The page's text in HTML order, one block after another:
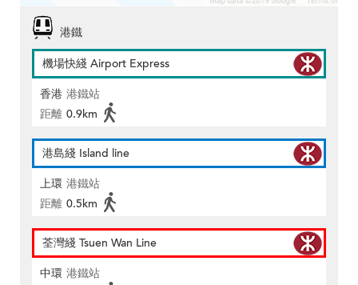
港鐵
機場快綫 Airport Express
香港 港鐵站
距離 0.9km
港島綫 Island line
上環 港鐵站
距離 0.5km
荃灣綫 Tsuen Wan Line
中環 港鐵站